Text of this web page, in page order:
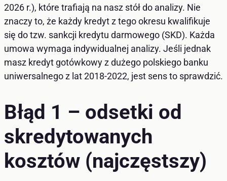
2026 r.), które trafiają na nasz stół do analizy. Nie
znaczy to, że każdy kredyt z tego okresu kwalifikuje
się do tzw. sankcji kredytu darmowego (SKD). Każda
umowa wymaga indywidualnej analizy. Jeśli jednak
masz kredyt gotówkowy z dużego polskiego banku
uniwersalnego z lat 2018-2022, jest sens to sprawdzić.
Błąd 1 – odsetki od
skredytowanych
kosztów (najczęstszy)